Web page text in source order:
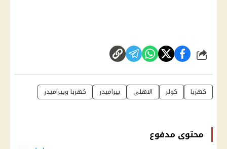
شارك
كهربا كولر الاهلى بيراميدز كهربا وبيراميدز
محتوى مدفوع